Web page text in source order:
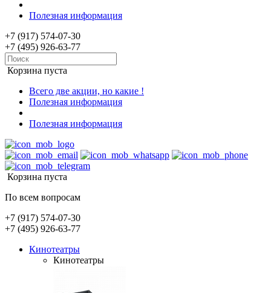
Полезная информация
+7 (917) 574-07-30
+7 (495) 926-63-77
Корзина пуста
Всего две акции, но какие !
Полезная информация
Полезная информация
Корзина пуста
По всем вопросам
+7 (917) 574-07-30
+7 (495) 926-63-77
Кинотеатры
Кинотеатры